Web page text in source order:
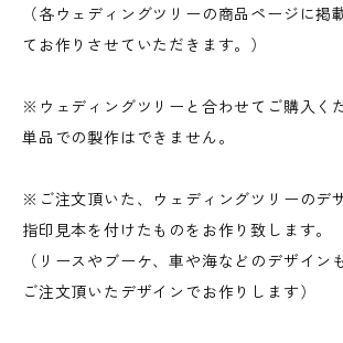
（各ウェディングツリーの商品ページに掲
てお作りさせていただきます。）
※ウェディングツリーと合わせてご購入く
単品での製作はできません。
※ご注文頂いた、ウェディングツリーのデ
指印見本を付けたものをお作り致します。
（リースやブーケ、車や海などのデザイン
ご注文頂いたデザインでお作りします）